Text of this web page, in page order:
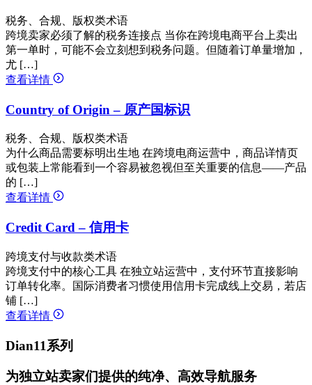
税务、合规、版权类术语
跨境卖家必须了解的税务连接点 当你在跨境电商平台上卖出
第一单时，可能不会立刻想到税务问题。但随着订单量增加，
尤 […]
查看详情
Country of Origin – 原产国标识
税务、合规、版权类术语
为什么商品需要标明出生地 在跨境电商运营中，商品详情页
或包装上常能看到一个容易被忽视但至关重要的信息——产品
的 […]
查看详情
Credit Card – 信用卡
跨境支付与收款类术语
跨境支付中的核心工具 在独立站运营中，支付环节直接影响
订单转化率。国际消费者习惯使用信用卡完成线上交易，若店
铺 […]
查看详情
Dian11系列
为独立站卖家们提供的纯净、高效导航服务